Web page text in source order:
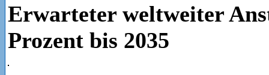
Erwarteter weltweiter
Prozent bis 2035